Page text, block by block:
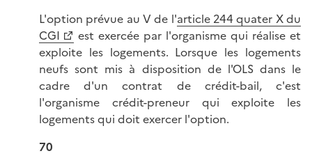
L'option prévue au V de l'article 244 quater X du
CGI
est exercée par l'organisme qui réalise et
exploite les logements. Lorsque les logements
neufs sont mis à disposition de l'OLS dans le
cadre d'un contrat de crédit-bail, c'est
l'organisme crédit-preneur qui exploite les
logements qui doit exercer l'option.
70